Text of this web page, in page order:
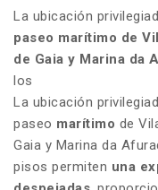
La ubicación
paseo marítimo de
de Gaia y Marina da
los
La ubicación
paseo marítimo de
Gaia y Marina da
pisos permiten una